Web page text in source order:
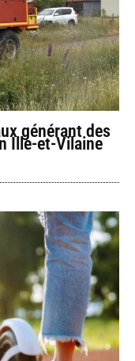
générant des
Ille-et-Vilaine